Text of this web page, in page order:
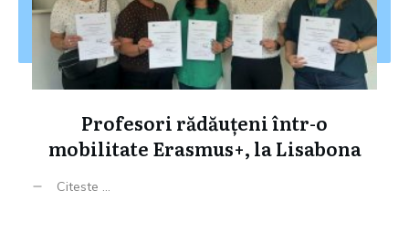
Profesori rădăuțeni într-o
mobilitate Erasmus+, la Lisabona
Citeste ...